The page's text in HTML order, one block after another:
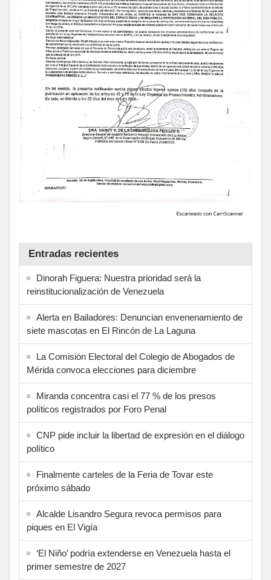
Entradas recientes
Dinorah Figuera: Nuestra prioridad será la
reinstitucionalización de Venezuela
Alerta en Bailadores: Denuncian envenenamiento de
siete mascotas en El Rincón de La Laguna
La Comisión Electoral del Colegio de Abogados de
Mérida convoca elecciones para diciembre
Miranda concentra casi el 77 % de los presos
políticos registrados por Foro Penal
CNP pide incluir la libertad de expresión en el diálogo
político
Finalmente carteles de la Feria de Tovar este
próximo sábado
Alcalde Lisandro Segura revoca permisos para
piques en El Vigía
‘El Niño’ podría extenderse en Venezuela hasta el
primer semestre de 2027